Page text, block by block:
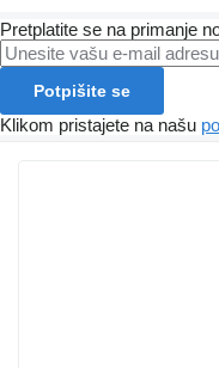
Pretplatite se na primanje
Potpišite se
Klikom pristajete na našu